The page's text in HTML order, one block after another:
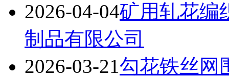
2026-04-04矿用轧花
制品有限公司
2026-03-21勾花铁丝网